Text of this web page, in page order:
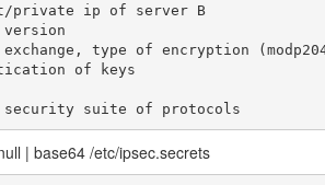
private ip of server B
type of encryption
of keys
suite of protocols
| base64 /etc/ipsec.secrets